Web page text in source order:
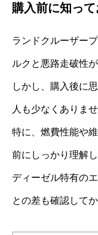
購入前に知っ
ランドクルーザー
ルクと悪路走破性が
しかし、購入後に
人も少なくありませ
特に、燃費性能や
前にしっかり理解
ディーゼル特有の
との差も確認して